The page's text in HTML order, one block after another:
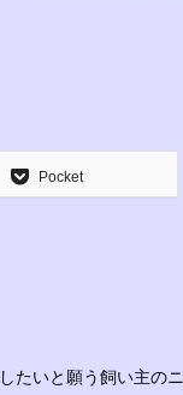
Pocket
たいと願う飼い主のニ